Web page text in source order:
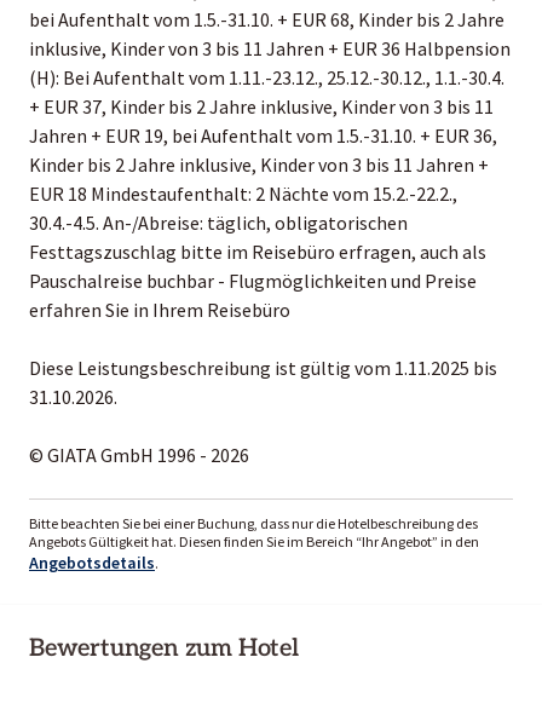
bei Aufenthalt vom 1.5.-31.10. + EUR 68, Kinder bis 2 Jahre
inklusive, Kinder von 3 bis 11 Jahren + EUR 36 Halbpension
(H): Bei Aufenthalt vom 1.11.-23.12., 25.12.-30.12., 1.1.-30.4.
+ EUR 37, Kinder bis 2 Jahre inklusive, Kinder von 3 bis 11
Jahren + EUR 19, bei Aufenthalt vom 1.5.-31.10. + EUR 36,
Kinder bis 2 Jahre inklusive, Kinder von 3 bis 11 Jahren +
EUR 18 Mindestaufenthalt: 2 Nächte vom 15.2.-22.2.,
30.4.-4.5. An-/Abreise: täglich, obligatorischen
Festtagszuschlag bitte im Reisebüro erfragen, auch als
Pauschalreise buchbar - Flugmöglichkeiten und Preise
erfahren Sie in Ihrem Reisebüro
Diese Leistungsbeschreibung ist gültig vom 1.11.2025 bis
31.10.2026.
© GIATA GmbH 1996 - 2026
Bitte beachten Sie bei einer Buchung, dass nur die Hotelbeschreibung des
Angebots Gültigkeit hat. Diesen finden Sie im Bereich “Ihr Angebot” in den
Angebotsdetails.
Bewertungen zum Hotel